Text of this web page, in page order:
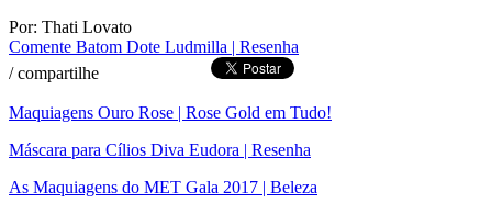
Por: Thati Lovato
Comente Batom Dote Ludmilla | Resenha
/compartilhe
Maquiagens Ouro Rose | Rose Gold em Tudo!
Máscara para Cílios Diva Eudora | Resenha
As Maquiagens do MET Gala 2017 | Beleza